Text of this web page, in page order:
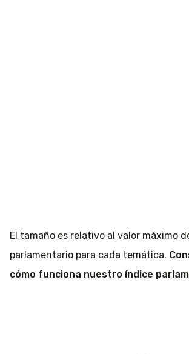
El tamaño es relativo al valor máximo
parlamentario para cada temática.
cómo funciona nuestro índice